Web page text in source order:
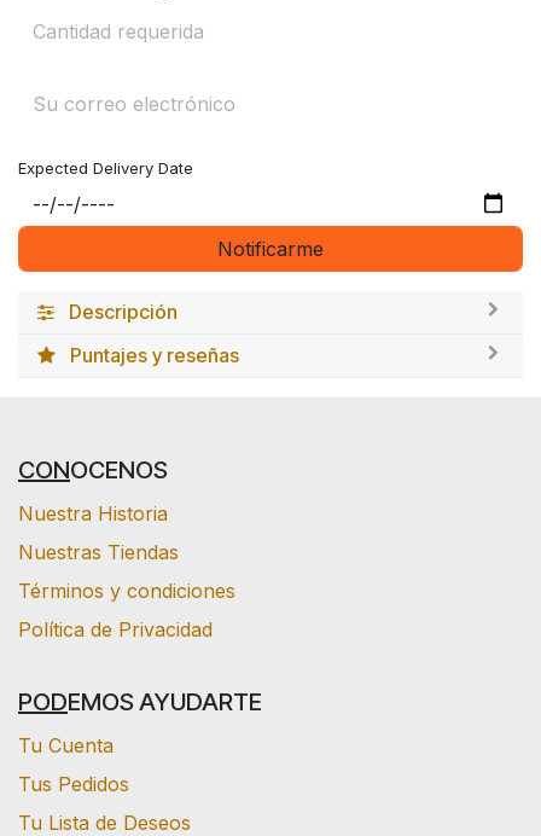
Expected Delivery Date
Notificarme
Descripción
Puntajes y reseñas
CONOCENOS
Nuestra Historia
Nuestras Tiendas
Términos y condiciones
Política de Privacidad
PODEMOS AYUDARTE
Tu Cuenta
Tus Pedidos
Tu Lista de Deseos